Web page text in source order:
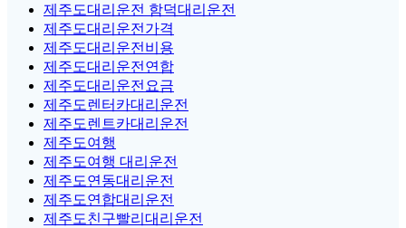
제주도대리운전 함덕대리운전
제주도대리운전가격
제주도대리운전비용
제주도대리운전연합
제주도대리운전요금
제주도렌터카대리운전
제주도렌트카대리운전
제주도여행
제주도여행 대리운전
제주도연동대리운전
제주도연합대리운전
제주도친구빨리대리운전